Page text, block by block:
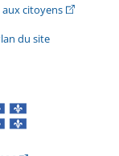
citoyens(Cet
externe s'ouvrira
du site